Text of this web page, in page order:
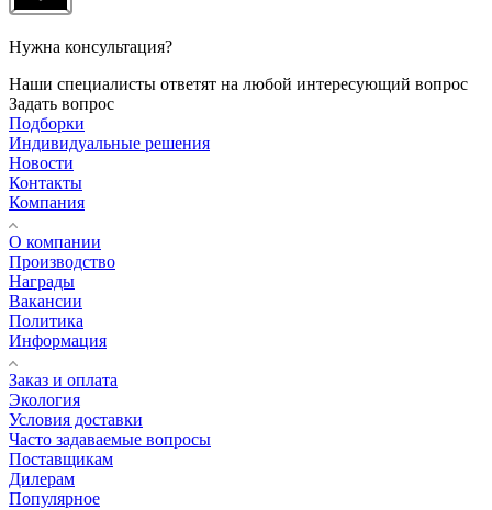
Нужна консультация?
Наши специалисты ответят на любой интересующий вопрос
Задать вопрос
Подборки
Индивидуальные решения
Новости
Контакты
Компания
О компании
Производство
Награды
Вакансии
Политика
Информация
Заказ и оплата
Экология
Условия доставки
Часто задаваемые вопросы
Поставщикам
Дилерам
Популярное